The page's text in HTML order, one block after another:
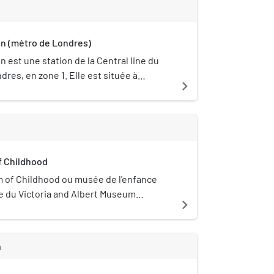
terrain à l'est du Regent's Canal. Au
est ouvert 24h / 24.
(métro de Londres)
est une station de la Central line du
en zone 1. Elle est située à
navigate_next
Childhood
of Childhood ou musée de l'enfance
du Victoria and Albert Museum
du Royaume-Uni. Le V&A Museum of
navigate_next